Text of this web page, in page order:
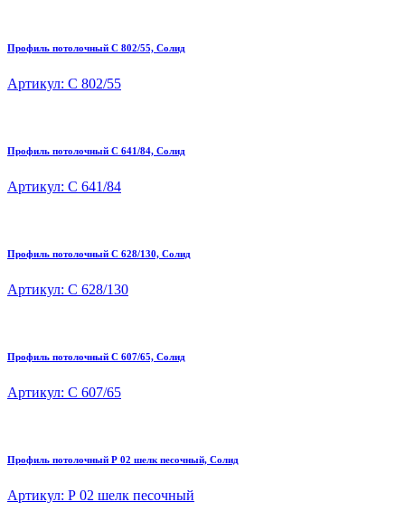
Профиль потолочный C 802/55, Солид
Артикул: C 802/55
Профиль потолочный C 641/84, Солид
Артикул: C 641/84
Профиль потолочный C 628/130, Солид
Артикул: C 628/130
Профиль потолочный C 607/65, Солид
Артикул: C 607/65
Профиль потолочный Р 02 шелк песочный, Солид
Артикул: Р 02 шелк песочный